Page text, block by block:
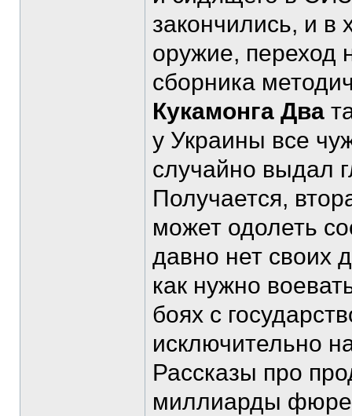
закончились, и
оружие, переход
сборника
Кукамонга Два
у Украины все
случайно выдал
Получается,
может одолеть
давно нет своих
как нужно
боях с
исключительно
Рассказы про
миллиарды